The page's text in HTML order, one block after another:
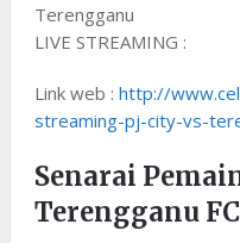
Terengganu
LIVE STREAMING :
Link web : http://
streaming-pj-city-vs-
Senarai
Terengganu